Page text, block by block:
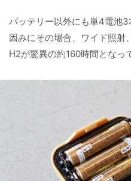
バッテリー以外にも単4電池3
因みにその場合、ワイド照射
H2が驚異の約160時間となっ